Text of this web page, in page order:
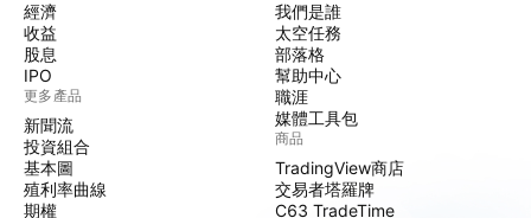
經濟
收益
股息
IPO
更多產品
新聞流
投資組合
基本圖
殖利率曲線
期權
我們是誰
太空任務
部落格
幫助中心
職涯
媒體工具包
商品
TradingView商店
交易者塔羅牌
C63 TradeTime